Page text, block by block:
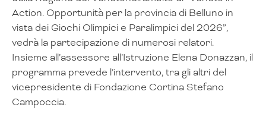
Action. Opportunità per la provincia di Belluno in
vista dei Giochi Olimpici e Paralimpici del 2026”,
vedrà la partecipazione di numerosi relatori.
Insieme all’assessore all’Istruzione Elena Donazzan, il
programma prevede l’intervento, tra gli altri del
vicepresidente di Fondazione Cortina Stefano
Campoccia.